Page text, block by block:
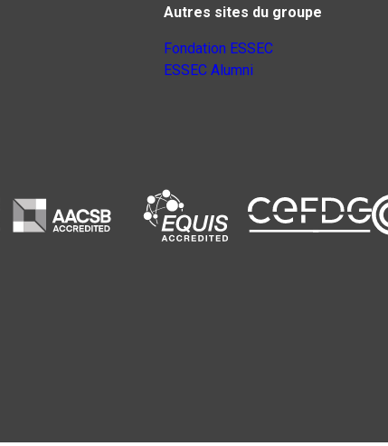
Autres sites du groupe
Fondation ESSEC
ESSEC Alumni